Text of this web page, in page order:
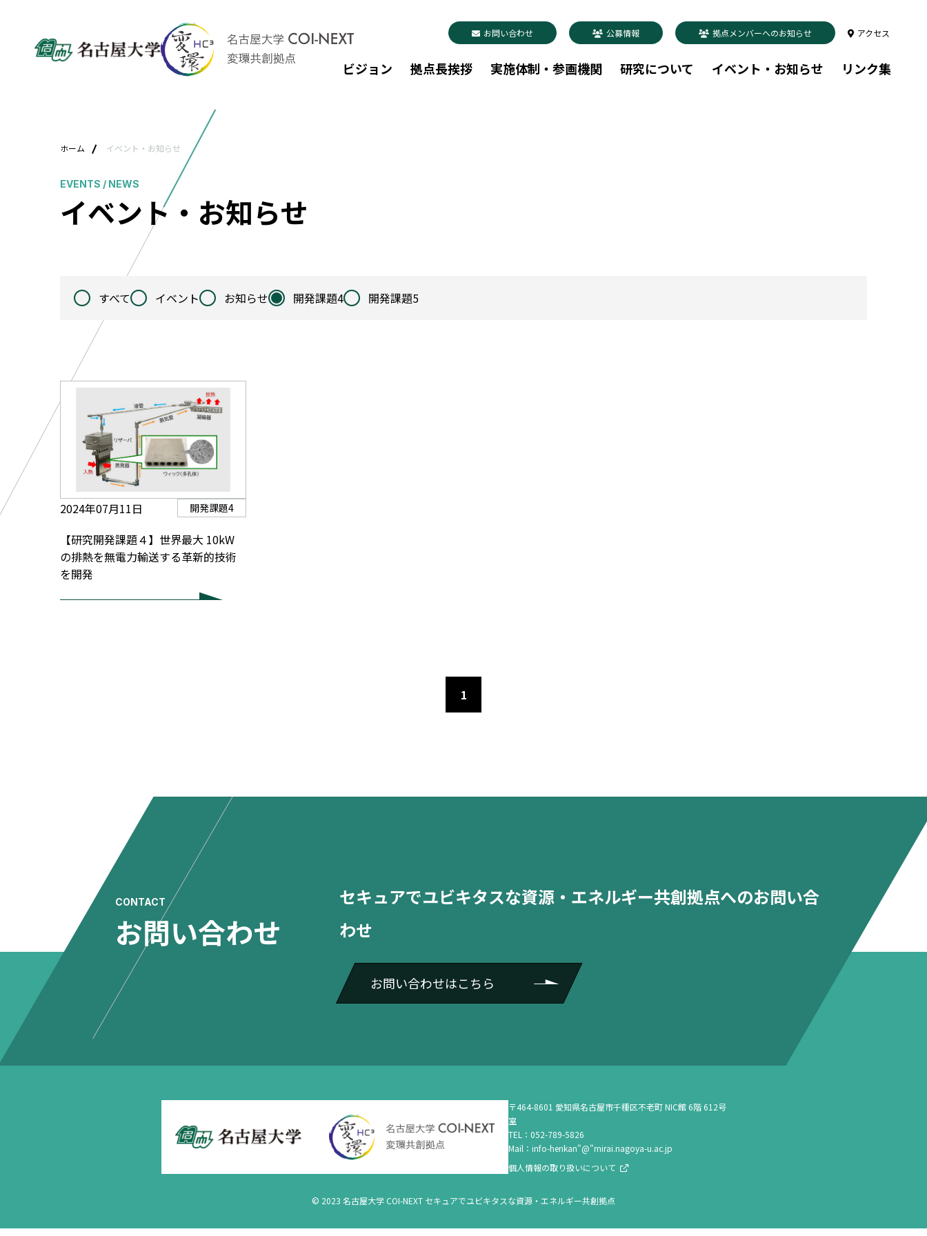
お問い合わせ 公募情報 拠点メンバーへのお知らせ アクセス
ビジョン 拠点長挨拶 実施体制・参画機関 研究について イベント・お知らせ リンク集
ホーム イベント・お知らせ
EVENTS / NEWS
イベント・お知らせ
すべて イベント お知らせ 開発課題4 開発課題5
2024年07月11日 開発課題4
【研究開発課題４】世界最大 10kW
の排熱を無電力輸送する革新的技術
を開発
1
CONTACT
お問い合わせ
セキュアでユビキタスな資源・エネルギー共創拠点へのお問い合
わせ
お問い合わせはこちら
〒464-8601 愛知県名古屋市千種区不老町 NIC館 6階 612号
室
TEL：052-789-5826
Mail：info-henkan"@"mirai.nagoya-u.ac.jp
個人情報の取り扱いについて
© 2023 名古屋大学 COI-NEXT セキュアでユビキタスな資源・エネルギー共創拠点